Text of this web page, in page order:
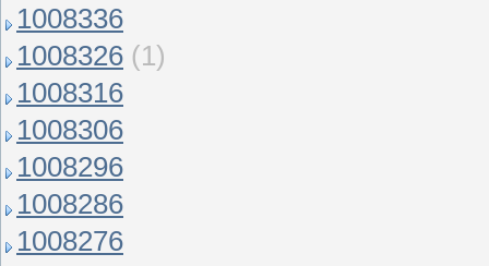
1008336
1008326 (1)
1008316
1008306
1008296
1008286
1008276